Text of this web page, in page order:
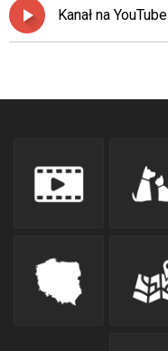
Kanał na YouTube